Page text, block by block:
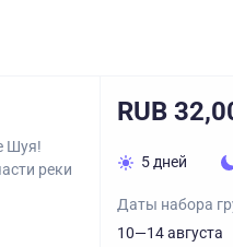
Шуя!
реки
RUB
5 дней
Даты набора
10—14 августа